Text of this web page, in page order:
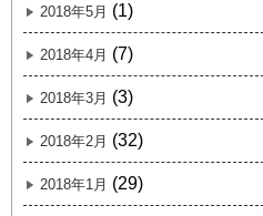
2018年5月 (1)
2018年4月 (7)
2018年3月 (3)
2018年2月 (32)
2018年1月 (29)